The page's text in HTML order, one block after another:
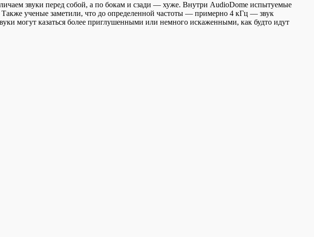
звуки перед собой, а по бокам и сзади — хуже. Внутри AudioDome испытуемые
Также ученые заметили, что до определенной частоты — примерно 4 кГц — звук
могут казаться более приглушенными или немного искаженными, как будто идут